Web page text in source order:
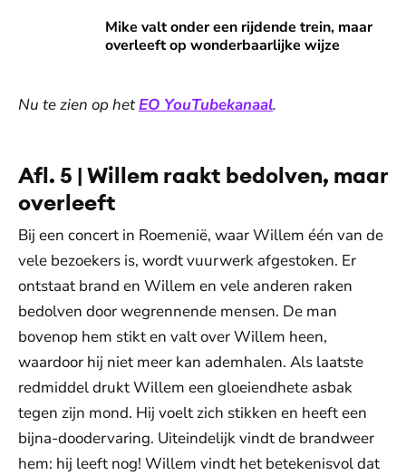
Mike valt onder een rijdende trein, maar
overleeft op wonderbaarlijke wijze
Mike valt onder een rijdende trein, maar overleeft op
Nu te zien op hetEO YouTubekanaal.
Afl. 5 | Willem raakt bedolven, maar
overleeft
Bij een concert in Roemenië, waar Willem één van de
vele bezoekers is, wordt vuurwerk afgestoken. Er
ontstaat brand en Willem en vele anderen raken
bedolven door wegrennende mensen. De man
bovenop hem stikt en valt over Willem heen,
waardoor hij niet meer kan ademhalen. Als laatste
redmiddel drukt Willem een gloeiendhete asbak
tegen zijn mond. Hij voelt zich stikken en heeft een
bijna-doodervaring. Uiteindelijk vindt de brandweer
hem: hij leeft nog! Willem vindt het betekenisvol dat